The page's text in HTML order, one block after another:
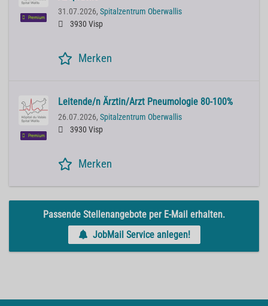
Premium
31.07.2026, Spitalzentrum Oberwallis
3930 Visp
Merken
Premium
Leitende/n Ärztin/Arzt Pneumologie 80-100%
26.07.2026, Spitalzentrum Oberwallis
3930 Visp
Merken
Passende Stellenangebote per E-Mail erhalten.
JobMail Service anlegen!